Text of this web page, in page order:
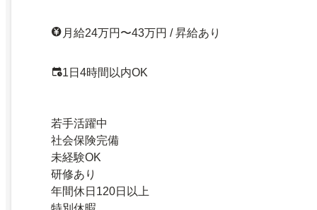
月給24万円〜43万円 / 昇給あり
1日4時間以内OK
若手活躍中
社会保険完備
未経験OK
研修あり
年間休日120日以上